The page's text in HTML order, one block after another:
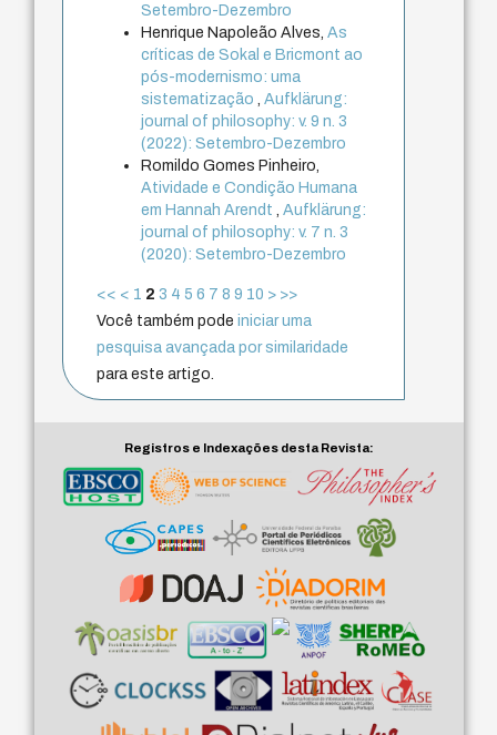
Setembro-Dezembro
Henrique Napoleão Alves,As
críticas de Sokal e Bricmont ao
pós-modernismo: uma
sistematização,Aufklärung:
journal of philosophy: v. 9 n. 3
(2022): Setembro-Dezembro
Romildo Gomes Pinheiro,
Atividade e Condição Humana
em Hannah Arendt,Aufklärung:
journal of philosophy: v. 7 n. 3
(2020): Setembro-Dezembro
<< < 1 2 3 4 5 6 7 8 9 10 > >>
Você também podeiniciar uma
pesquisa avançada por similaridade
para este artigo.
Registros e Indexações desta Revista: